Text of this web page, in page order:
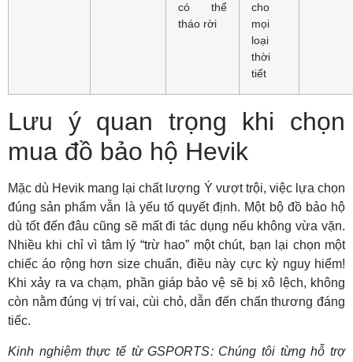
có thể
tháo rời
cho
mọi
loại
thời
tiết
Lưu ý quan trọng khi chọn
mua đồ bảo hộ Hevik
Mặc dù Hevik mang lại chất lượng Ý vượt trội, việc lựa chọn
đúng sản phẩm vẫn là yếu tố quyết định. Một bộ đồ bảo hộ
dù tốt đến đâu cũng sẽ mất đi tác dụng nếu không vừa vặn.
Nhiều khi chỉ vì tâm lý “trừ hao” một chút, bạn lại chọn một
chiếc áo rộng hơn size chuẩn, điều này cực kỳ nguy hiểm!
Khi xảy ra va chạm, phần giáp bảo vệ sẽ bị xô lệch, không
còn nằm đúng vị trí vai, cùi chỏ, dẫn đến chấn thương đáng
tiếc.
Kinh nghiệm thực tế từ GSPORTS: Chúng tôi từng hỗ trợ